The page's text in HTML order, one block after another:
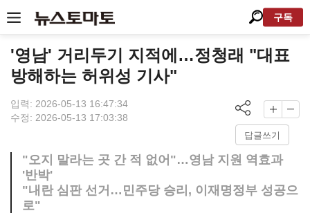
구독
'영남' 거리두기 지적에…정청래 "대표
방해하는 허위성 기사"
입력: 2026-05-13 16:47:34
수정: 2026-05-13 17:03:38
답글쓰기
"오지 말라는 곳 간 적 없어"…영남 지원 역효과
'반박'
"내란 심판 선거…민주당 승리, 이재명정부 성공으
로"